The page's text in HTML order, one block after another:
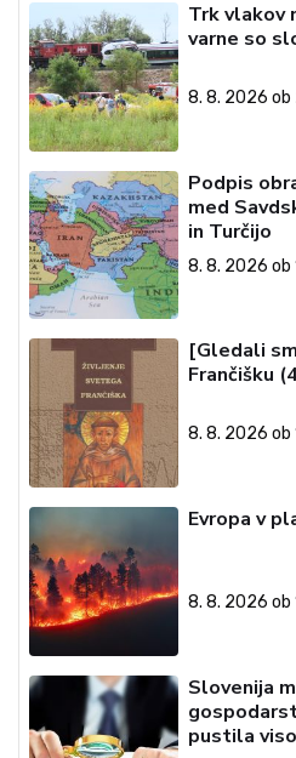
Trk vlakov
varne so
8. 8. 2026 ob
Podpis
med
in Turčijo
8. 8. 2026 ob
[Gledali
Frančišku
8. 8. 2026 ob
Evropa v
8. 8. 2026 ob
Slovenija
pustila